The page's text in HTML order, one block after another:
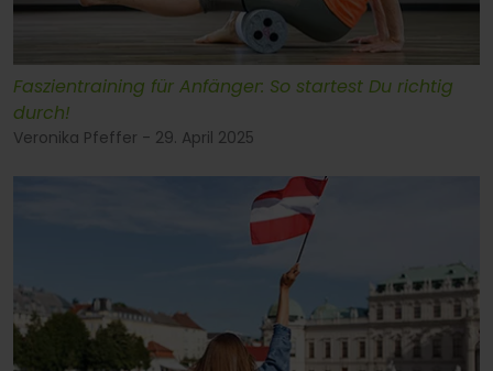
Faszientraining für Anfänger: So startest Du richtig
durch!
Veronika Pfeffer - 29. April 2025